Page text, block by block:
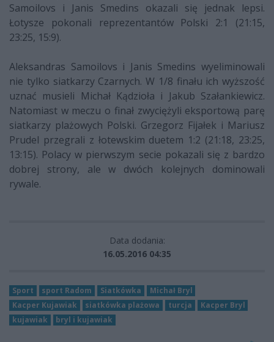
Samoilovs i Janis Smedins okazali się jednak lepsi.
Łotysze pokonali reprezentantów Polski 2:1 (21:15,
23:25, 15:9).
Aleksandras Samoilovs i Janis Smedins wyeliminowali
nie tylko siatkarzy Czarnych. W 1/8 finału ich wyższość
uznać musieli Michał Kądzioła i Jakub Szałankiewicz.
Natomiast w meczu o finał zwyciężyli eksportową parę
siatkarzy plażowych Polski. Grzegorz Fijałek i Mariusz
Prudel przegrali z łotewskim duetem 1:2 (21:18, 23:25,
13:15). Polacy w pierwszym secie pokazali się z bardzo
dobrej strony, ale w dwóch kolejnych dominowali
rywale.
Data dodania:
16.05.2016 04:35
Sport sport Radom Siatkówka
Michał Bryl
Kacper Kujawiak
siatkówka plażowa turcja
Kacper Bryl
kujawiak
bryl i kujawiak